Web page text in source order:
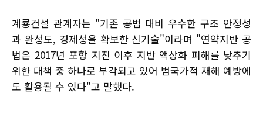
계룡건설 관계자는 "기존 공법 대비 우수한 구조 안정성
과 완성도, 경제성을 확보한 신기술"이라며 "연약지반 공
법은 2017년 포항 지진 이후 지반 액상화 피해를 낮추기
위한 대책 중 하나로 부각되고 있어 범국가적 재해 예방에
도 활용될 수 있다"고 말했다.